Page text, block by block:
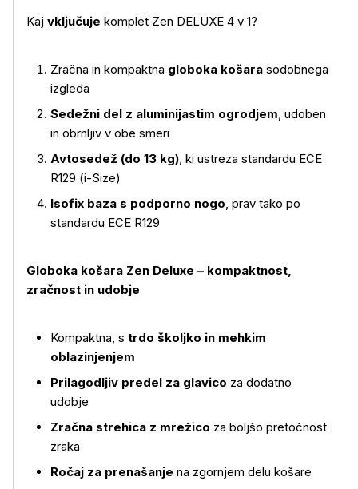
Kaj vključuje komplet Zen DELUXE 4 v 1?
Zračna in kompaktna globoka košara sodobnega
izgleda
Sedežni del z aluminijastim ogrodjem, udoben
in obrnljiv v obe smeri
Avtosedež (do 13 kg), ki ustreza standardu ECE
R129 (i-Size)
Isofix baza s podporno nogo, prav tako po
standardu ECE R129
Globoka košara Zen Deluxe – kompaktnost,
zračnost in udobje
Kompaktna, s trdo školjko in mehkim
oblazinjenjem
Prilagodljiv predel za glavico za dodatno
udobje
Zračna strehica z mrežico za boljšo pretočnost
zraka
Ročaj za prenašanje na zgornjem delu košare